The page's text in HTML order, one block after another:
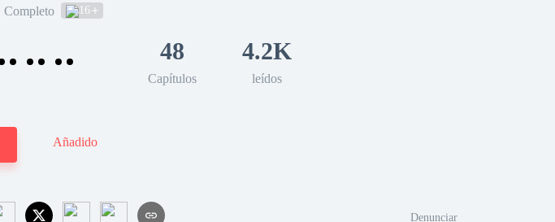
Completo 16
48
Capítulos
4.2K
leídos
Añadido
Denunciar